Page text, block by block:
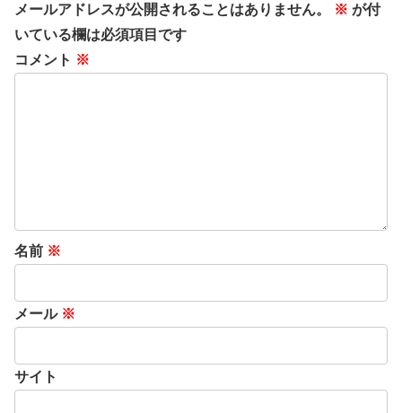
メールアドレスが公開されることはありません。 ※ が付
いている欄は必須項目です
コメント ※
名前 ※
メール ※
サイト